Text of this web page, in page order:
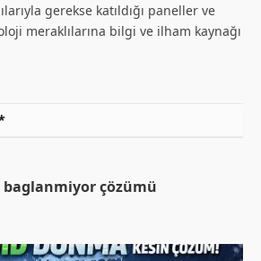
gerekse katıldığı paneller ve
meraklılarına bilgi ve ilham kaynağı
çözümü